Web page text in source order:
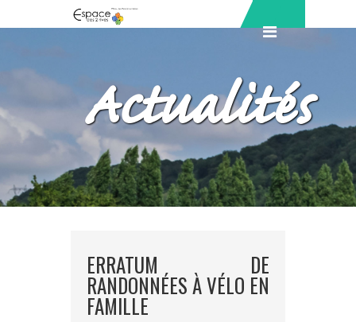
Actualités
ERRATUM DE
RANDONNÉES À VÉLO EN
FAMILLE